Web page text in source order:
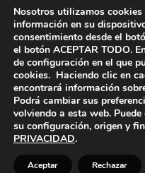
De lunes a Jueves: De 9:30
Viernes: De 9:00 a 14:00 h.
¿Cómo colegiarse?
Política de privacidad
Nosotros utilizamos
información en su
consentimiento desde el
el botón ACEPTAR TODO.
de configuración en el que
cookies. Haciendo clic en
encontrará información
Podrá cambiar sus
volviendo a esta web.
su configuración, origen y
PRIVACIDAD.
Aceptar Rechazar